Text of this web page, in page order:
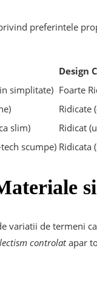
preferintele
Design
simplitate) Foarte
Ridicate
slim)
Ridicat
scumpe) Ridicata
variatii de termeni
controlatapar